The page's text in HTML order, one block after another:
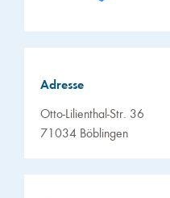
Adresse
Otto-Lilienthal-Str. 36
71034 Böblingen